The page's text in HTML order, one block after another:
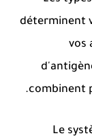
déterminent
vos
combinent
Le